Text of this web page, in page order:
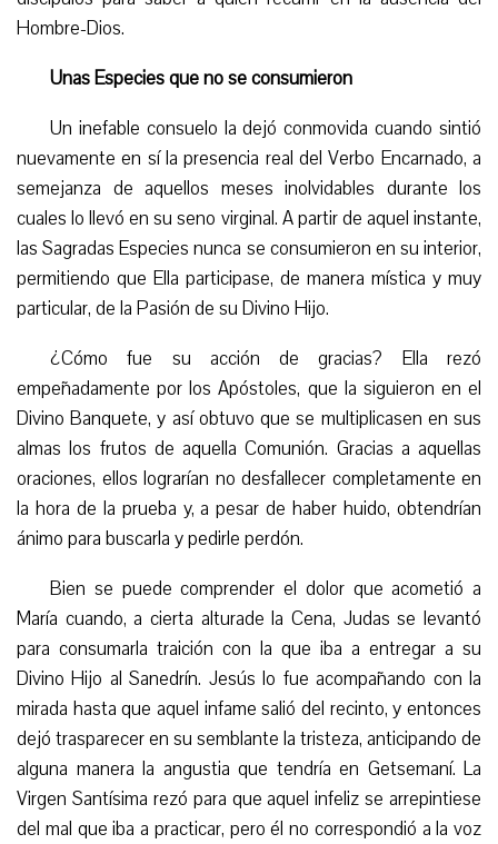
Hombre-Dios.
Unas Especies que no se consumieron
Un inefable consuelo la dejó conmovida cuando sintió
nuevamente en sí la presencia real del Verbo Encarnado, a
semejanza de aquellos meses inolvidables durante los
cuales lo llevó en su seno virginal. A partir de aquel instante,
las Sagradas Especies nunca se consumieron en su interior,
permitiendo que Ella participase, de manera mística y muy
particular, de la Pasión de su Divino Hijo.
¿Cómo fue su acción de gracias? Ella rezó
empeñadamente por los Apóstoles, que la siguieron en el
Divino Banquete, y así obtuvo que se multiplicasen en sus
almas los frutos de aquella Comunión. Gracias a aquellas
oraciones, ellos lograrían no desfallecer completamente en
la hora de la prueba y, a pesar de haber huido, obtendrían
ánimo para buscarla y pedirle perdón.
Bien se puede comprender el dolor que acometió a
María cuando, a cierta alturade la Cena, Judas se levantó
para consumarla traición con la que iba a entregar a su
Divino Hijo al Sanedrín. Jesús lo fue acompañando con la
mirada hasta que aquel infame salió del recinto, y entonces
dejó trasparecer en su semblante la tristeza, anticipando de
alguna manera la angustia que tendría en Getsemaní. La
Virgen Santísima rezó para que aquel infeliz se arrepintiese
del mal que iba a practicar, pero él no correspondió a la voz